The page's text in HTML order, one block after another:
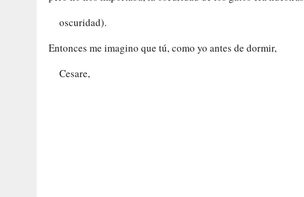
oscuridad).
Entonces me imagino que tú, como yo antes de dormir,
Cesare,